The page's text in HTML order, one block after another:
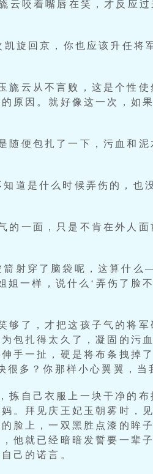
咬着嘴唇在笑，才反应过
凯旋回京，你也应该升任
旒云从不言败，这是个性
原因。就好像这一次，如
随便包扎了一下，污血和
知道是什么时候弄伤的，
的一面，只是不肯在外人
射穿了脑袋呢，这算什么
一样，说什么‘弄伤了脸
够了，才把这孩子气的将
扎得太久了，凝固的污
手一扯，硬是将布条拽掉
很多？你那样小心翼翼，
拣自己衣服上一块干净的
。拜见庆王妃玉朝雾时，
脸上，一双黑胜点漆的眸
他就已经暗暗发誓要一辈
己的诺言。